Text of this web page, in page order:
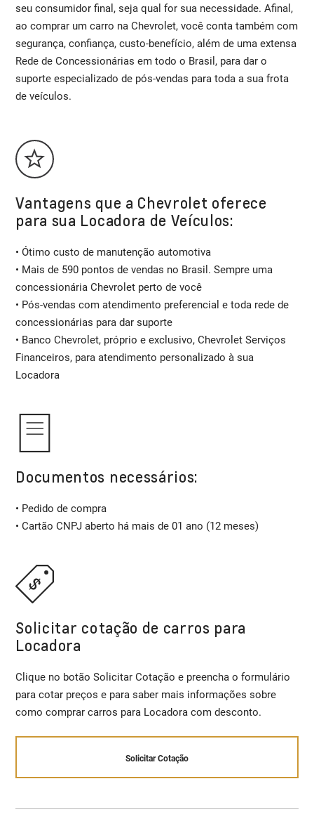
seu consumidor final, seja qual for sua necessidade. Afinal,
ao comprar um carro na Chevrolet, você conta também com
segurança, confiança, custo-benefício, além de uma extensa
Rede de Concessionárias em todo o Brasil, para dar o
suporte especializado de pós-vendas para toda a sua frota
de veículos.
Vantagens que a Chevrolet oferece
para sua Locadora de Veículos:
• Ótimo custo de manutenção automotiva
• Mais de 590 pontos de vendas no Brasil. Sempre uma
concessionária Chevrolet perto de você
• Pós-vendas com atendimento preferencial e toda rede de
concessionárias para dar suporte
• Banco Chevrolet, próprio e exclusivo, Chevrolet Serviços
Financeiros, para atendimento personalizado à sua
Locadora
Documentos necessários:
• Pedido de compra
• Cartão CNPJ aberto há mais de 01 ano (12 meses)
Solicitar cotação de carros para
Locadora
Clique no botão Solicitar Cotação e preencha o formulário
para cotar preços e para saber mais informações sobre
como comprar carros para Locadora com desconto.
Solicitar Cotação